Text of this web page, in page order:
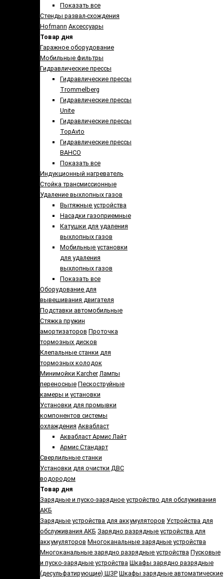
Показать все
Стенды развал-схождения
Hofmann Аксеcсуары
Товар дня
Гаражное оборудование
Мобильные фильтры
Гидравлические прессы
Гидравлические прессы
Trommelberg
Гидравлические прессы
Unite
Гидравлические прессы
TopAvto
Гидравлические прессы
BAHCO
Показать все
Индукционный нагреватель
Стойка трансмиссионные
Удаление выхлопных газов
Вытяжные устройства
Насадки газоприемные
Катушки для удаления
выхлопных газов
Мобильные установки
для удаления
выхлопных газов
Показать все
Оборудование для
вывешивания двигателя
Подставки автомобильные
Стяжка пружин
амортизаторов Проточка
тормозных дисков
Клепальные станки для
тормозных колодок
Минимойки Karcher Лампы
переносные Пескоструйные
камеры и установки
Установки для промывки
компонентов системы
охлаждения Аквабласт
Аквабласт Армис Лайт
Армис Стандарт
Сверлильные станки
Установки для очистки ДВС
водородом
Товар дня
Зарядные и пуско-зарядное устройство для обслуживания
АКБ
Зарядные устройства для аккумуляторов Устройства для
обслуживания АКБ Зарядно разрядные устройства для
аккумуляторов Многоканальные зарядные устройства
Многоканальные зарядно разрядные устройства Пусковые
и пуско-зарядные устройства Шкафы зарядно разрядные
(десульфатирующие) ШЗР Шкафы зарядные автоматические